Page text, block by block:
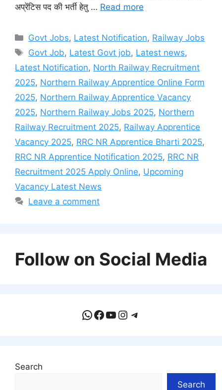
अप्रेंटिस पद की भर्ती हेतु … Read more
Categories
Govt Jobs, Latest Notification, Railway Jobs
Tags
Govt Job, Latest Govt job, Latest news,
Latest Notification, North Railway Recruitment
2025, Northern Railway Apprentice Online Form
2025, Northern Railway Apprentice Vacancy
2025, Northern Railway Jobs 2025, Northern
Railway Recruitment 2025, Railway Apprentice
Vacancy 2025, RRC NR Apprentice Bharti 2025,
RRC NR Apprentice Notification 2025, RRC NR
Recruitment 2025 Apply Online, Upcoming
Vacancy Latest News
Leave a comment
Follow on Social Media
WhatsApp
Facebook
YouTube
Instagram
Telegram
Search
Search